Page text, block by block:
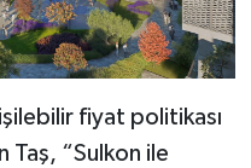
fiyat politikası
Taş, “Sulkon ile